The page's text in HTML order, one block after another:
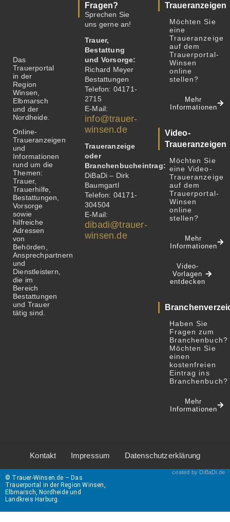
Das
Trauerportal
in der
Region
Winsen,
Elbmarsch
und der
Nordheide.
Online-
Traueranzeigen
und
Informationen
rund um die
Themen:
Trauer,
Trauerhilfe,
Bestattungen,
Vorsorge
sowie
hilfreiche
Adressen
von
Behörden,
Ansprechpartnern
und
Dienstleistern,
die im
Bereich
Bestattungen
und Trauer
tätig sind.
Fragen?
Sprechen Sie
uns gerne an!
Trauer,
Bestattung
und Vorsorge:
Richard Meyer
Bestattungen
Telefon: 04171-
2715
E-Mail:
info@trauer-
winsen.de
Traueranzeige
oder
Branchenbucheintrag:
DiBaDi – Dirk
Baumgartl
Telefon: 04171-
304504
E-Mail:
dibadi@trauer-
winsen.de
Traueranzeigen
Möchten Sie
eine
Traueranzeige
auf dem
Trauerportal-
Winsen
online
stellen?
Mehr
Informationen
Video-
Traueranzeigen
Möchten Sie
eine Video-
Traueranzeige
auf dem
Trauerportal-
Winsen
online
stellen?
Mehr
Informationen
Video-
Vorlagen
entdecken
Haben Sie
Fragen zum
Branchenbuch?
Möchten Sie
einen
kostenfreien
Eintrag ins
Branchenbuch?
Mehr
Informationen
Kontakt Impressum Datenschutzerklärung
© Trauer-Winsen.de – Das
Trauerportal in der Region Winsen,
Elbmarsch, Nordheide und
Landkreis Harburg.
ceated by DiBaDi.de